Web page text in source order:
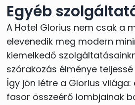
Egyéb
A Hotel Glorius nem csak a
elevenedik meg modern
kiemelkedő
szórakozás élménye teljessé
Így jön létre a Glorius
fasor összeérő lombjainak